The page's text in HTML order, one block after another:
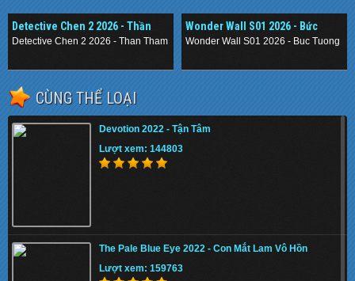
Detective Chen 2 2026 - Thần
Thám Nằm Vùng 2
Detective Chen 2 2026 - Than Tham Nam Vung 2
Wonder Wall S01 2026 - Bức
Tường Mê Cung
Wonder Wall S01 2026 - Buc Tuong
CÙNG THỂ LOẠI
Devotion 2022 - Tận Tâm
Lượt xem: 144803
The Pale Blue Eye 2022 - Con Mắt Lam Vô Hồn
Lượt xem: 159763